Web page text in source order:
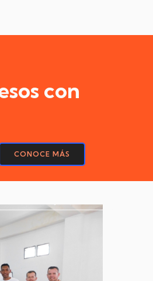
con
CONOCE MÁS